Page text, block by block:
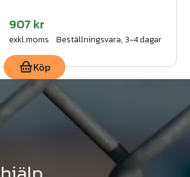
907 kr
exkl.moms Beställningsvara, 3-4 dagar
Köp